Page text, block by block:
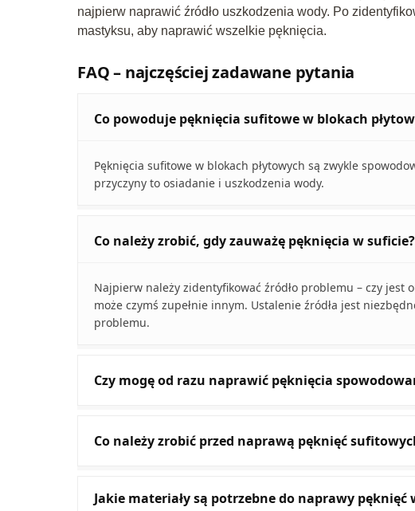
najpierw naprawić źródło uszkodzenia wody. Po
mastyksu, aby naprawić wszelkie pęknięcia.
FAQ – najczęściej zadawane pytania
Co powoduje pęknięcia sufitowe w blokach
Pęknięcia sufitowe w blokach płytowych są zwykle
przyczyny to osiadanie i uszkodzenia wody.
Co należy zrobić, gdy zauważę pęknięcia w suficie?
Najpierw należy zidentyfikować źródło problemu – czy jest
może czymś zupełnie innym. Ustalenie źródła jest
problemu.
Czy mogę od razu naprawić pęknięcia
Co należy zrobić przed naprawą pęknięć
Jakie materiały są potrzebne do naprawy